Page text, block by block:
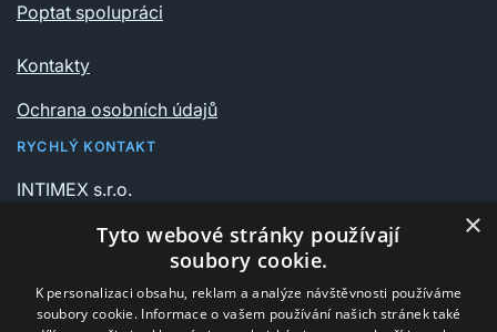
Poptat spolupráci
Kontakty
Ochrana osobních údajů
RYCHLÝ KONTAKT
INTIMEX s.r.o.
735 06 Karviná – Nové Město
+420 596 311 612
intimex@post.cz
×
Tyto webové stránky používají
soubory cookie.
K personalizaci obsahu, reklam a analýze návštěvnosti používáme
soubory cookie. Informace o vašem používání našich stránek také